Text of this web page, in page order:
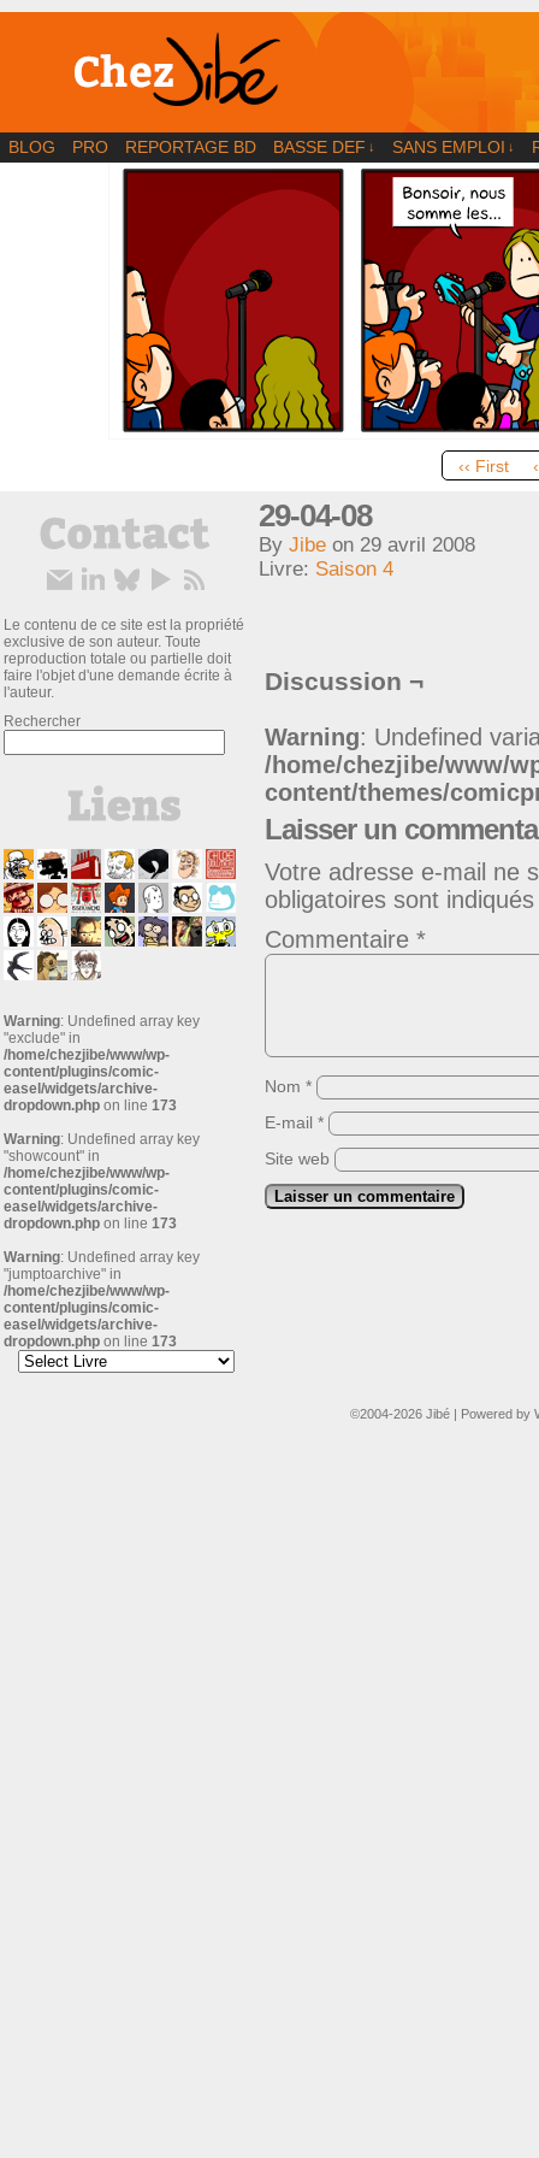
BD | Illustration | Blog
BLOG PRO REPORTAGE BD BASSE DEF ↓ SANS EMPLOI ↓
‹‹ First
Le contenu de ce site est la propriété
exclusive de son auteur. Toute
reproduction totale ou partielle doit
faire l'objet d'une demande écrite à
l'auteur.
Rechercher
Warning: Undefined array key
"exclude" in
/home/chezjibe/www/wp-
content/plugins/comic-
easel/widgets/archive-
dropdown.php on line 173
Warning: Undefined array key
"showcount" in
/home/chezjibe/www/wp-
content/plugins/comic-
easel/widgets/archive-
dropdown.php on line 173
Warning: Undefined array key
"jumptoarchive" in
/home/chezjibe/www/wp-
content/plugins/comic-
easel/widgets/archive-
dropdown.php on line 173
29-04-08
By Jibe on 29 avril 2008
Livre: Saison 4
Discussion ¬
Warning: Undefined
/home/chezjibe/www/
content/themes/
Laisser un
Votre adresse e-mail ne
obligatoires sont
Commentaire *
Nom *
E-mail *
Site web
©2004-2026 Jibé | Powered by